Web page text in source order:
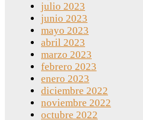
julio 2023
junio 2023
mayo 2023
abril 2023
marzo 2023
febrero 2023
enero 2023
diciembre 2022
noviembre 2022
octubre 2022